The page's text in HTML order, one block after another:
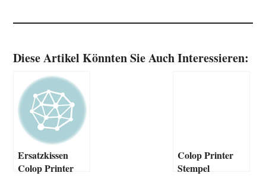
Diese Artikel Könnten Sie Auch Interessieren:
Ersatzkissen
Colop Printer
Colop Printer
Stempel